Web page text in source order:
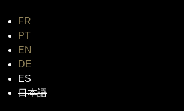
FR
PT
EN
DE
ES
日本語